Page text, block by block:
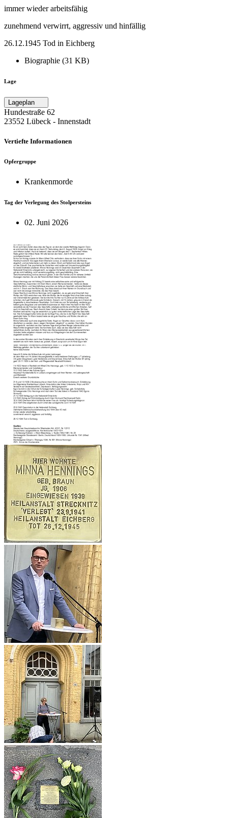
immer wieder arbeitsfähig
zunehmend verwirrt, aggressiv und hinfällig
26.12.1945 Tod in Eichberg
Biographie (31 KB)
Lage
Hundestraße 62
23552 Lübeck ‐ Innenstadt
Vertiefte Informationen
Opfergruppe
Krankenmorde
Tag der Verlegung des Stolpersteins
02. Juni 2026